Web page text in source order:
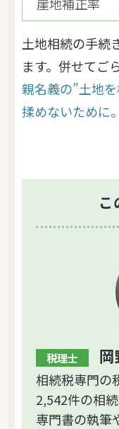
土地相続の手続
ます。併せてご
親名義の”土地
揉めないために。
こ
税理士
相続税専門の
2,542件の相
専門書の執筆